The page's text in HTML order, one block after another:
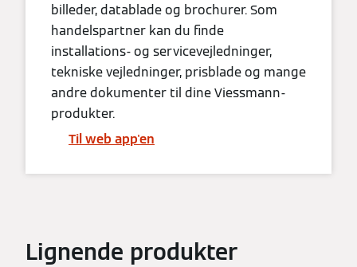
billeder, datablade og brochurer. Som
handelspartner kan du finde
installations- og servicevejledninger,
tekniske vejledninger, prisblade og mange
andre dokumenter til dine Viessmann-
produkter.
Til web app'en
Lignende produkter